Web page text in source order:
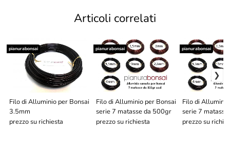
Articoli correlati
Filo di Alluminio per Bonsai
3.5mm
pianurabonsai
prezzo su richiesta
Filo di Alluminio per Bonsai
serie 7 matasse da 500gr
pianurabonsai
prezzo su richiesta
Filo di
serie 7
pianurabonsai
prezzo su